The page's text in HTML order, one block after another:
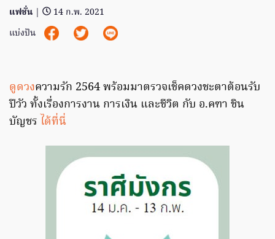
แฟชั่น |
14 ก.พ. 2021
แบ่งปัน
ดูดวงความรัก 2564 พร้อมมาตรวจเช็คดวงชะตาต้อนรับ
ปีวัว ทั้งเรื่องการงาน การเงิน และชีวิต กับ อ.คฑา ชิน
บัญชร ได้ที่นี่